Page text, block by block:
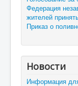
Федерация
жителей
Приказ о
Новости
Информация